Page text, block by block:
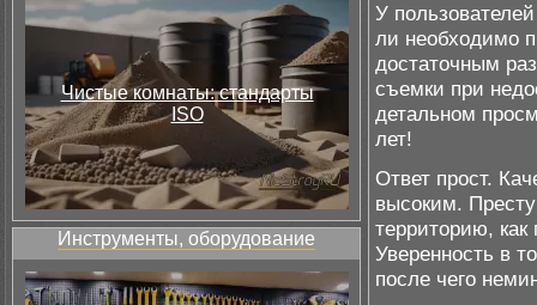
Чистые комнаты: стандарты
ISO
Инструменты, оборудование
У
ли необходимо
достаточным
съемки при
детальном
лет!
Ответ прост.
высоким.
территорию, как
Уверенность в
после чего